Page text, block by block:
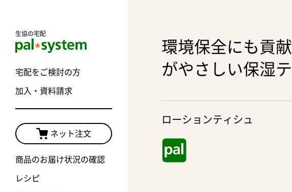
生協の宅配
宅配をご検討の方
加入・資料請求
ネット注文
商品のお届け状況の確認
レシピ
環境保全にも貢
がやさしい保湿
ローションティシュ